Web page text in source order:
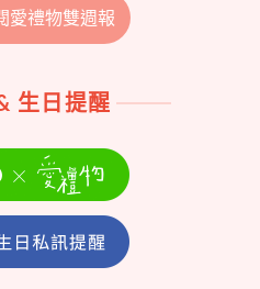
愛禮物雙週報
生日提醒